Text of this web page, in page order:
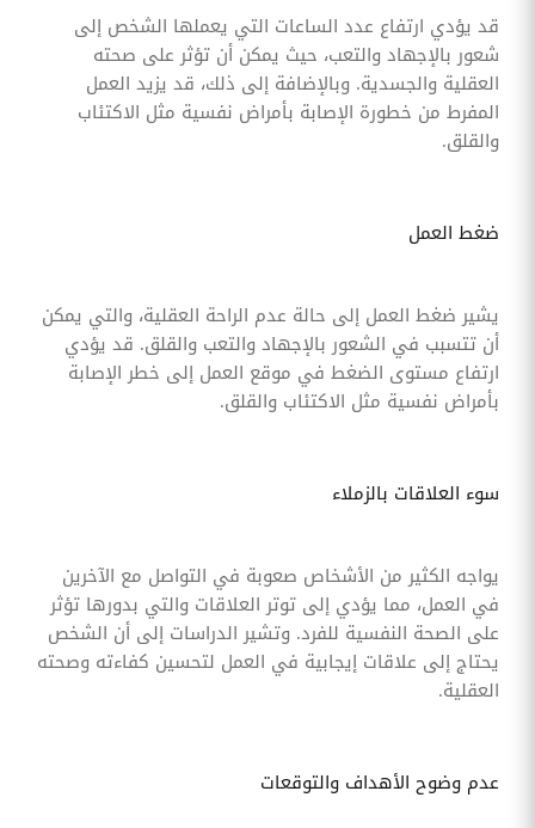
قد يؤدي ارتفاع عدد الساعات التي يعملها الشخص إلى
شعور بالإجهاد والتعب، حيث يمكن أن تؤثر على صحته
العقلية والجسدية. وبالإضافة إلى ذلك، قد يزيد العمل
المفرط من خطورة الإصابة بأمراض نفسية مثل الاكتئاب
والقلق.
ضغط العمل
يشير ضغط العمل إلى حالة عدم الراحة العقلية، والتي يمكن
أن تتسبب في الشعور بالإجهاد والتعب والقلق. قد يؤدي
ارتفاع مستوى الضغط في موقع العمل إلى خطر الإصابة
بأمراض نفسية مثل الاكتئاب والقلق.
سوء العلاقات بالزملاء
يواجه الكثير من الأشخاص صعوبة في التواصل مع الآخرين
في العمل، مما يؤدي إلى توتر العلاقات والتي بدورها تؤثر
على الصحة النفسية للفرد. وتشير الدراسات إلى أن الشخص
يحتاج إلى علاقات إيجابية في العمل لتحسين كفاءته وصحته
العقلية.
عدم وضوح الأهداف والتوقعات